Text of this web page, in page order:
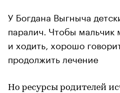
У Богдана Выгныча
паралич. Чтобы мальчик
и ходить, хорошо
продолжить лечение
Но ресурсы родителей